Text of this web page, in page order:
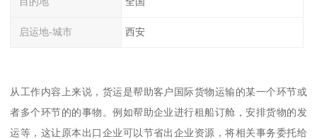
启运地-城市 西安
从工作内容上来说，货运是帮助客户国际货物运输的某一个环节或
者多个环节的的事物。例如帮助企业进行租船订舱，安排货物的发
运等，这让原本出口企业可以节省出企业资源，将相关事务委托给